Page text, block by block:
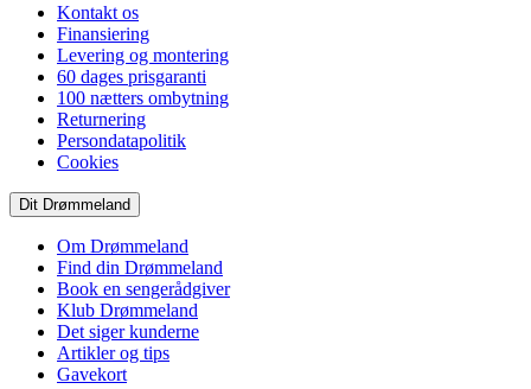
Kontakt os
Finansiering
Levering og montering
60 dages prisgaranti
100 nætters ombytning
Returnering
Persondatapolitik
Cookies
Dit Drømmeland
Om Drømmeland
Find din Drømmeland
Book en sengerådgiver
Klub Drømmeland
Det siger kunderne
Artikler og tips
Gavekort